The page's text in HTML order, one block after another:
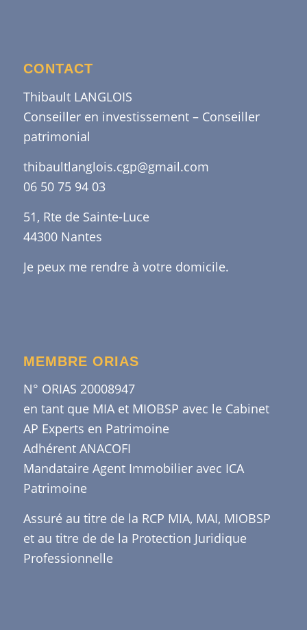
CONTACT
Thibault LANGLOIS
Conseiller en investissement – Conseiller
patrimonial
thibaultlanglois.cgp@gmail.com
06 50 75 94 03
51, Rte de Sainte-Luce
44300 Nantes
Je peux me rendre à votre domicile.
MEMBRE ORIAS
N° ORIAS 20008947
en tant que MIA et MIOBSP avec le Cabinet
AP Experts en Patrimoine
Adhérent ANACOFI
Mandataire Agent Immobilier avec ICA
Patrimoine
Assuré au titre de la RCP MIA, MAI, MIOBSP
et au titre de de la Protection Juridique
Professionnelle